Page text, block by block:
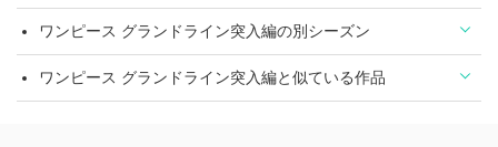
ワンピース グランドライン突入編の別シーズン
ワンピース グランドライン突入編と似ている作品